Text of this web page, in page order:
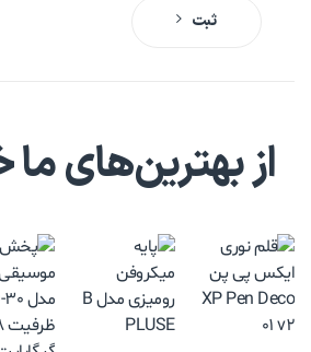
ثبت
از بهترین‌های ما